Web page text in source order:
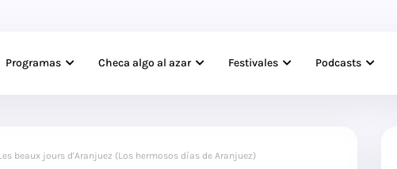
Programas Checa algo al azar Festivales Podcasts
beaux jours d'Aranjuez (Los hermosos días de Aranjuez)